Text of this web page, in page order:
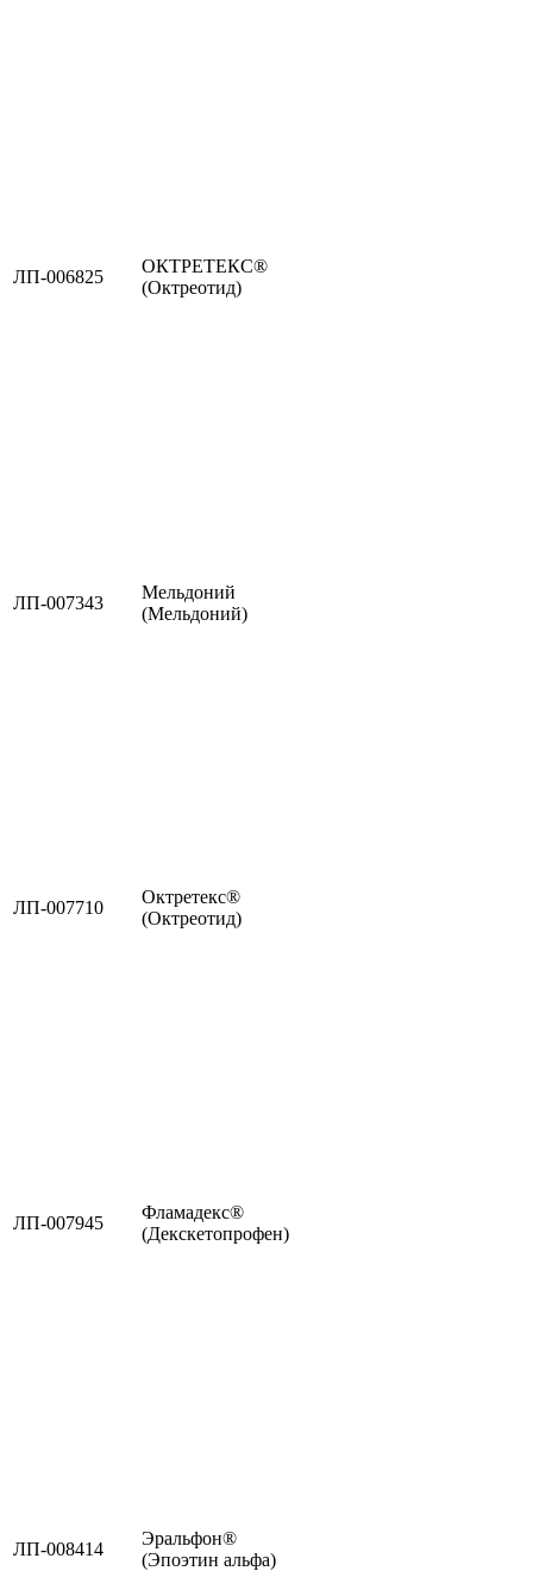
ЛП-006825
ОКТРЕТЕКС®
(Октреотид)
ЛП-007343
Мельдоний
(Мельдоний)
ЛП-007710
Октретекс®
(Октреотид)
ЛП-007945
Фламадекс®
(Декскетопрофен)
ЛП-008414
Эральфон®
(Эпоэтин альфа)